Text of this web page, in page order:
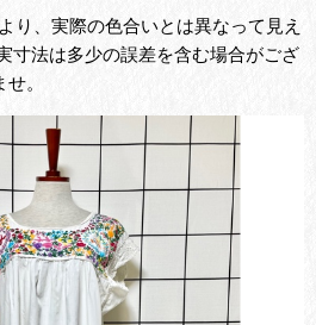
り、実際の色合いとは異なって見え
寸法は多少の誤差を含む場合がござ
。